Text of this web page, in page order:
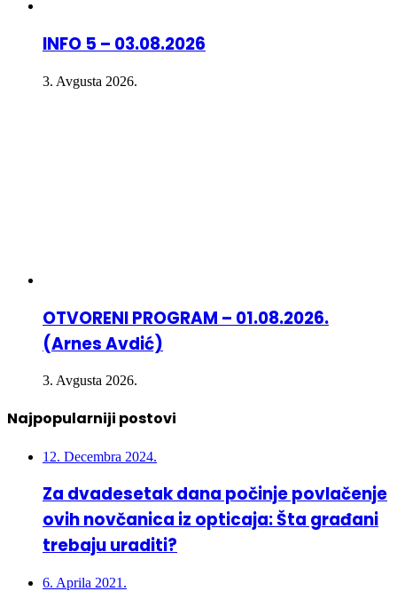
INFO 5 – 03.08.2026
3. Avgusta 2026.
OTVORENI PROGRAM – 01.08.2026.
(Arnes Avdić)
3. Avgusta 2026.
Najpopularniji postovi
12. Decembra 2024.
Za dvadesetak dana počinje povlačenje
ovih novčanica iz opticaja: Šta građani
trebaju uraditi?
6. Aprila 2021.